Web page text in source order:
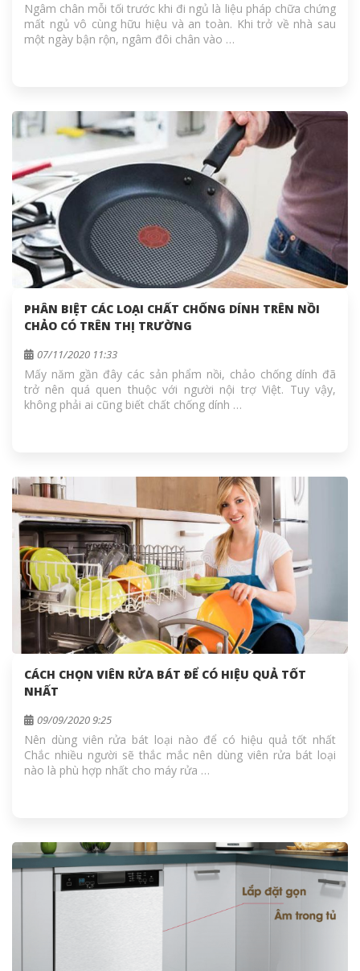
Ngâm chân mỗi tối trước khi đi ngủ là liệu pháp chữa chứng
mất ngủ vô cùng hữu hiệu và an toàn. Khi trở về nhà sau
một ngày bận rộn, ngâm đôi chân vào …
PHÂN BIỆT CÁC LOẠI CHẤT CHỐNG DÍNH TRÊN NỒI
CHẢO CÓ TRÊN THỊ TRƯỜNG
07/11/2020 11:33
Mấy năm gần đây các sản phẩm nồi, chảo chống dính đã
trở nên quá quen thuộc với người nội trợ Việt. Tuy vậy,
không phải ai cũng biết chất chống dính …
CÁCH CHỌN VIÊN RỬA BÁT ĐỂ CÓ HIỆU QUẢ TỐT
NHẤT
09/09/2020 9:25
Nên dùng viên rửa bát loại nào để có hiệu quả tốt nhất
Chắc nhiều người sẽ thắc mắc nên dùng viên rửa bát loại
nào là phù hợp nhất cho máy rửa …